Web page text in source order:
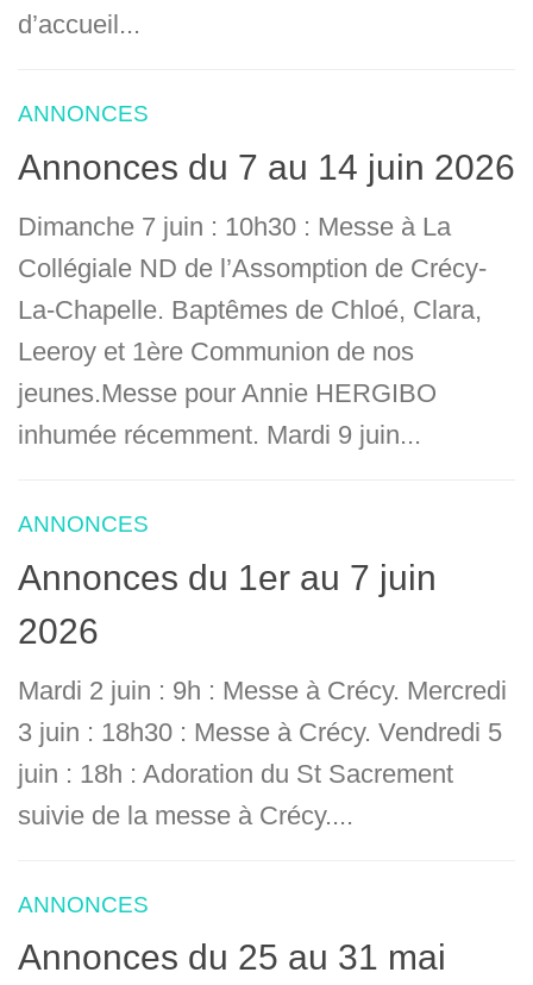
d’accueil...
ANNONCES
Annonces du 7 au 14 juin 2026
Dimanche 7 juin : 10h30 : Messe à La
Collégiale ND de l’Assomption de Crécy-
La-Chapelle. Baptêmes de Chloé, Clara,
Leeroy et 1ère Communion de nos
jeunes.Messe pour Annie HERGIBO
inhumée récemment. Mardi 9 juin...
ANNONCES
Annonces du 1er au 7 juin
2026
Mardi 2 juin : 9h : Messe à Crécy. Mercredi
3 juin : 18h30 : Messe à Crécy. Vendredi 5
juin : 18h : Adoration du St Sacrement
suivie de la messe à Crécy....
ANNONCES
Annonces du 25 au 31 mai